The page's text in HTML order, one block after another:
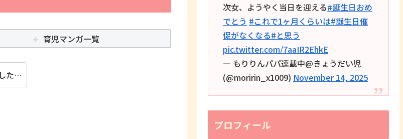
育児マンガ一覧
た…
次女、ようやく当日を迎える#誕生日おめ
でとう #これで1ヶ月くらいは#誕生日催
促がなくなる#と思う
pic.twitter.com/7aaIR2EhkE
— もりりんパパ連載中@きょうだい児
(@moririn_x1009) November 14, 2025
プロフィール